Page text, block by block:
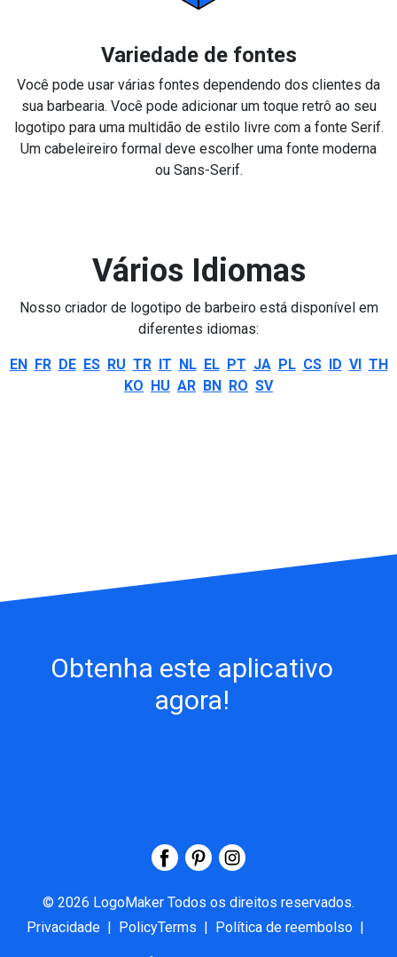
Variedade de fontes
Você pode usar várias fontes dependendo dos clientes da
sua barbearia. Você pode adicionar um toque retrô ao seu
logotipo para uma multidão de estilo livre com a fonte Serif.
Um cabeleireiro formal deve escolher uma fonte moderna
ou Sans-Serif.
Vários Idiomas
Nosso criador de logotipo de barbeiro está disponível em
diferentes idiomas:
EN FR DE ES RU TR IT NL EL PT JA PL CS ID VI TH
KO HU AR BN RO SV
Obtenha este aplicativo
agora!